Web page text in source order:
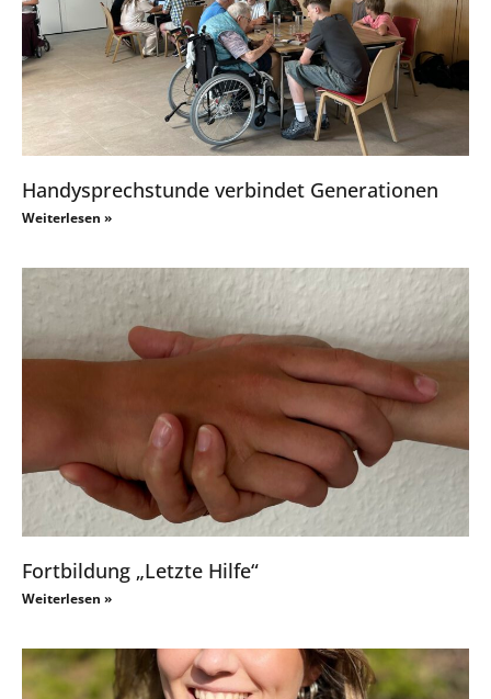
Handysprechstunde verbindet Generationen
Weiterlesen »
Fortbildung „Letzte Hilfe“
Weiterlesen »